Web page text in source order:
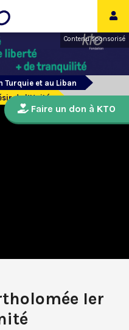
Contenu sponsorisé
Turquie et au Liban
de l’Unité
Ier
Faire un don à KTO